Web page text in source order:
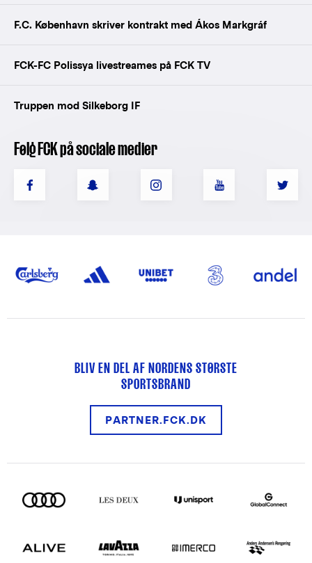
F.C. København skriver kontrakt med Ákos Markgráf
FCK-FC Polissya livestreames på FCK TV
Truppen mod Silkeborg IF
Følg FCK på sociale medier
BLIV EN DEL AF NORDENS STØRSTE
SPORTSBRAND
PARTNER.FCK.DK